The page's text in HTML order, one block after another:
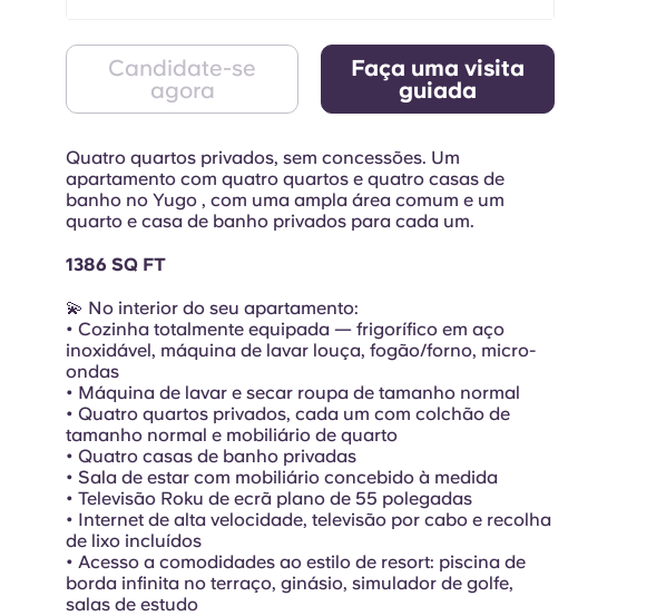
Candidate-se
agora
Faça uma visita
guiada
Quatro quartos privados, sem concessões. Um
apartamento com quatro quartos e quatro casas de
banho no Yugo , com uma ampla área comum e um
quarto e casa de banho privados para cada um.
1386 SQ FT
💫 No interior do seu apartamento:
• Cozinha totalmente equipada — frigorífico em aço
inoxidável, máquina de lavar louça, fogão/forno, micro-
ondas
• Máquina de lavar e secar roupa de tamanho normal
• Quatro quartos privados, cada um com colchão de
tamanho normal e mobiliário de quarto
• Quatro casas de banho privadas
• Sala de estar com mobiliário concebido à medida
• Televisão Roku de ecrã plano de 55 polegadas
• Internet de alta velocidade, televisão por cabo e recolha
de lixo incluídos
• Acesso a comodidades ao estilo de resort: piscina de
borda infinita no terraço, ginásio, simulador de golfe,
salas de estudo